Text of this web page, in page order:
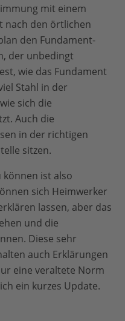
mit einem
nach den örtlichen
den Fundament-
der unbedingt
wie das Fundament
Stahl in der
sich die
Auch die
in der richtigen
sitzen.
können ist also
sich Heimwerker
lassen, aber das
und die
Diese sehr
auch Erklärungen
eine veraltete Norm
ein kurzes Update.